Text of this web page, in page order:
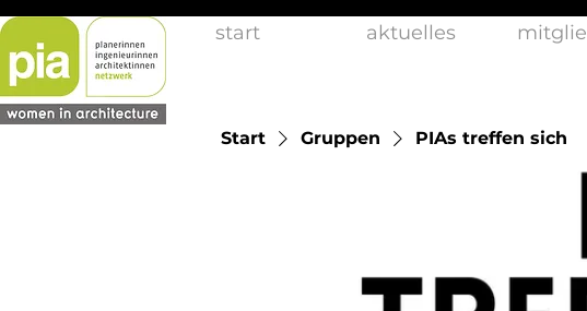
start aktuelles
Start Gruppen PIAs treffen sich